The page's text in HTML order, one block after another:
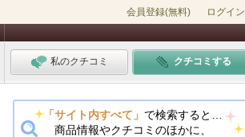
会員登録(無料) ログイン
私のクチコミ クチコミする
「サイト内すべて」 で検索すると…
商品情報やクチコミのほかに、